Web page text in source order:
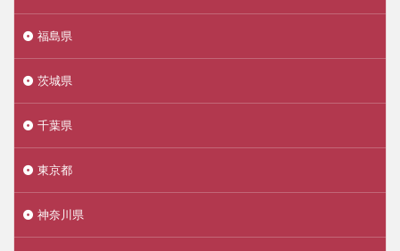
福島県
茨城県
千葉県
東京都
神奈川県